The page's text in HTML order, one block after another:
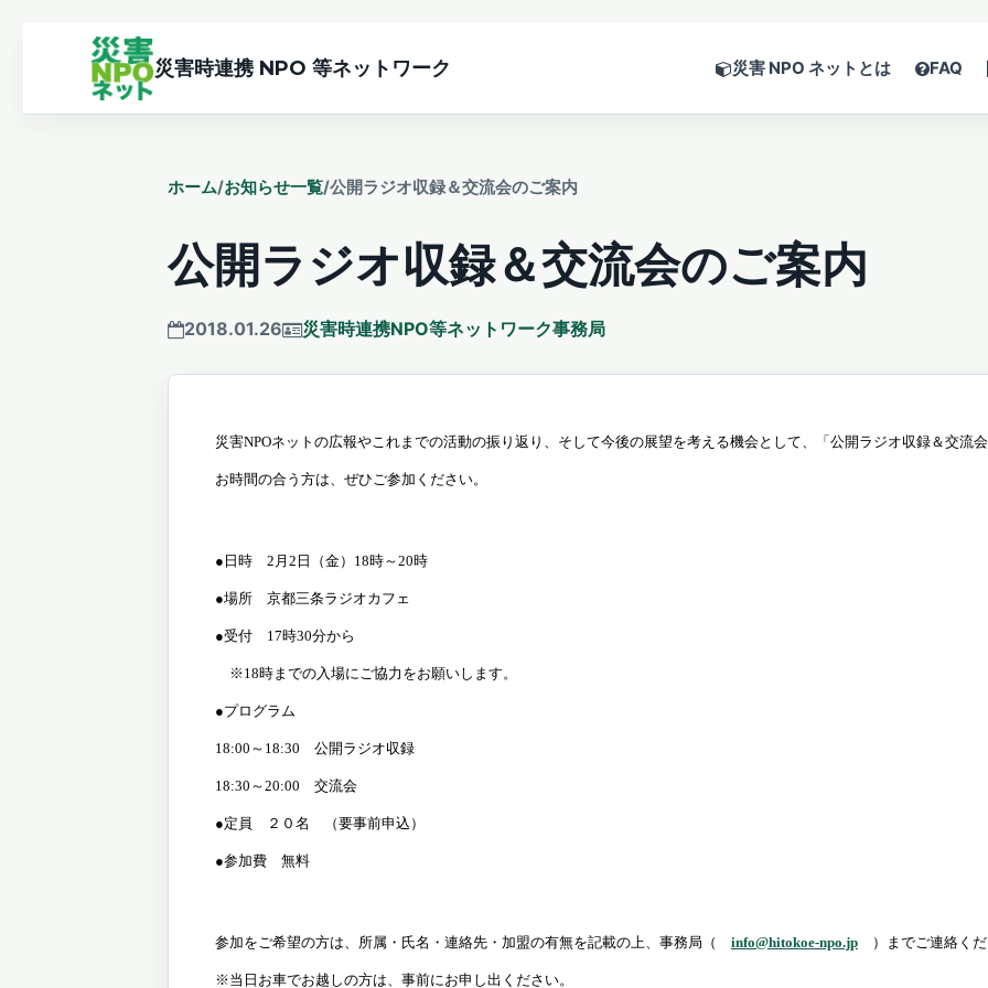
災害時連携 NPO 等ネットワーク 災害 NPO ネットとは FAQ
ホーム/お知らせ一覧/公開ラジオ収録＆交流会のご案内
公開ラジオ収録＆交流会のご案内
2018.01.26 災害時連携NPO等ネットワーク事務局
災害NPOネットの広報やこれまでの活動の振り返り、そして今後の展望を考える機会として、「公開 ラジオ収録＆交流
お時間の合う方は、ぜひご参加ください。
●日時 2 月 2 日（金） 18時～20時
●場所 京都三条ラジオカフェ
●受付 17時30分から
※ 18時までの入場にご協力をお願いします。
●プログラム
18:00～18:30 公開ラジオ収録
18:30～20:00 交流会
●定員 ２０名 （要事前申込）
●参加費 無料
参加をご希望の方は、所属・氏名・連絡先・加盟の有無を記載の上、 事務局（ info@hitokoe-npo.jp ）までご連絡く
※当日お車でお越しの方は、事前にお申し出ください。